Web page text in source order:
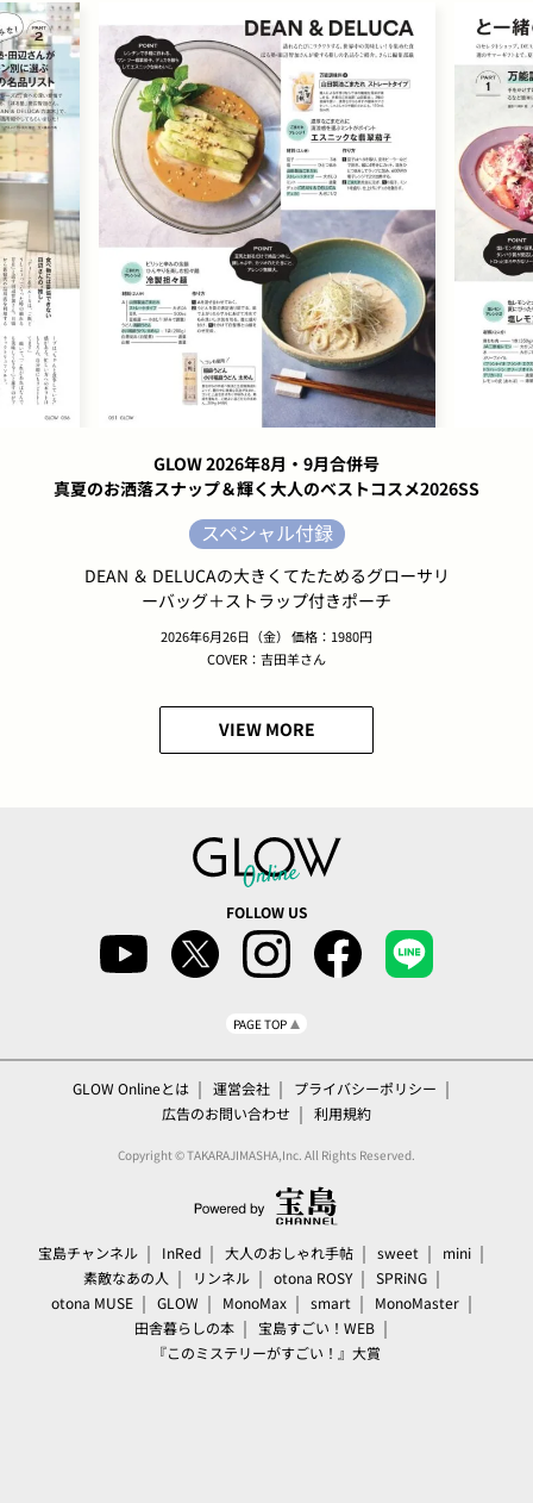
GLOW 2026年8月・9月合併号
真夏のお洒落スナップ＆輝く大人のベストコスメ2026SS
スペシャル付録
DEAN ＆ DELUCAの大きくてたためるグローサリ
ーバッグ＋ストラップ付きポーチ
2026年6月26日（金） 価格：1980円
COVER：吉田羊さん
VIEW MORE
FOLLOW US
PAGE TOP
GLOW Onlineとは 運営会社
プライバシーポリシー
広告のお問い合わせ
利用規約
Copyright © TAKARAJIMASHA,Inc. All Rights Reserved.
宝島チャンネル InRed 大人のおしゃれ手帖 sweet
mini
素敵なあの人
リンネル otona ROSY
SPRiNG
otona MUSE
GLOW MonoMax smart
MonoMaster
田舎暮らしの本
宝島すごい！WEB
『このミステリーがすごい！』大賞